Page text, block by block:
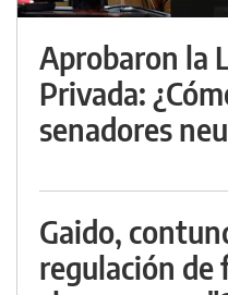
Aprobaron la
Privada:
senadores
Gaido,
regulación de